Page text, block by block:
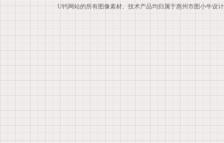
U钙网站的所有图像素材、技术产品均归属于惠州市图小牛设